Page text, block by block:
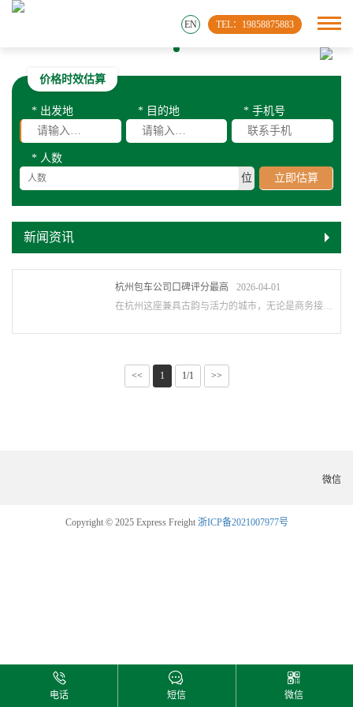
TEL：19858875883
EN
价格时效估算
* 出发地 * 目的地 * 手机号
* 人数
位
立即估算
新闻资讯
杭州包车公司口碑评分最高
2026-04-01
在杭州这座兼具古韵与活力的城市，无论是商务接待的体面需求，还是家庭出游的温馨相伴···
<< 1 1/1 >>
微信
Copyright © 2025 Express Freight 浙ICP备2021007977号
电话 短信 微信